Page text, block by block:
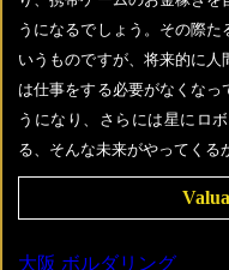
うになるでしょう。その際た
いうものですが、将来的に人
は仕事をする必要がなくなっ
うになり、さらには星にロ
る、そんな未来がやってくる
大阪 ボルダリング